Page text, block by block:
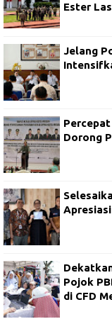
Ester
Jelang
Percepat
Dorong
Pojok
di CFD